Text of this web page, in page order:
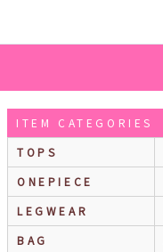
ITEM CATEGORIES
TOPS
ONEPIECE
LEGWEAR
BAG